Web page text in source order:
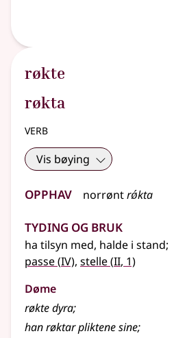
røkte
røkta
verb
Vis bøying
Opphav norrøntrǿkta
Tyding og bruk
ha tilsyn med, halde i stand;
passe(4
IV), stelle(2
II, 1)
Døme
røkte dyra;
han røktar pliktene sine;